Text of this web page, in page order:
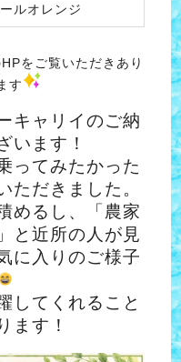
ルオレンジ
をご覧いただきあり
す
キャリイのご納
います！
ってみたかった
ただきました。
めるし、「農家
と近所の人が見
に入りのご様子
してくれること
ます！